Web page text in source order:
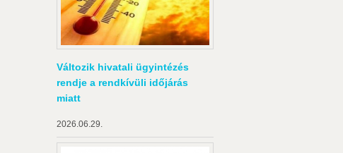
Változik hivatali ügyintézés
rendje a rendkívüli időjárás
miatt
2026.06.29.